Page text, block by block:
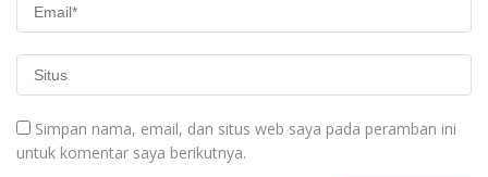
Simpan nama, email, dan situs web saya pada peramban ini
untuk komentar saya berikutnya.